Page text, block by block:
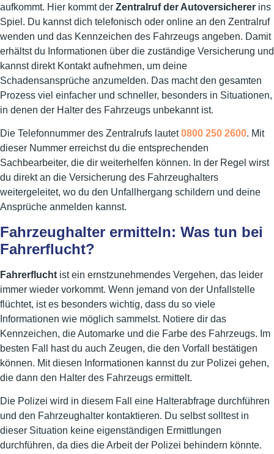
aufkommt. Hier kommt der Zentralruf der Autoversicherer ins
Spiel. Du kannst dich telefonisch oder online an den Zentralruf
wenden und das Kennzeichen des Fahrzeugs angeben. Damit
erhältst du Informationen über die zuständige Versicherung und
kannst direkt Kontakt aufnehmen, um deine
Schadensansprüche anzumelden. Das macht den gesamten
Prozess viel einfacher und schneller, besonders in Situationen,
in denen der Halter des Fahrzeugs unbekannt ist.
Die Telefonnummer des Zentralrufs lautet0800 250 2600. Mit
dieser Nummer erreichst du die entsprechenden
Sachbearbeiter, die dir weiterhelfen können. In der Regel wirst
du direkt an die Versicherung des Fahrzeughalters
weitergeleitet, wo du den Unfallhergang schildern und deine
Ansprüche anmelden kannst.
Fahrzeughalter ermitteln: Was tun bei
Fahrerflucht?
Fahrerflucht ist ein ernstzunehmendes Vergehen, das leider
immer wieder vorkommt. Wenn jemand von der Unfallstelle
flüchtet, ist es besonders wichtig, dass du so viele
Informationen wie möglich sammelst. Notiere dir das
Kennzeichen, die Automarke und die Farbe des Fahrzeugs. Im
besten Fall hast du auch Zeugen, die den Vorfall bestätigen
können. Mit diesen Informationen kannst du zur Polizei gehen,
die dann den Halter des Fahrzeugs ermittelt.
Die Polizei wird in diesem Fall eine Halterabfrage durchführen
und den Fahrzeughalter kontaktieren. Du selbst solltest in
dieser Situation keine eigenständigen Ermittlungen
durchführen, da dies die Arbeit der Polizei behindern könnte.